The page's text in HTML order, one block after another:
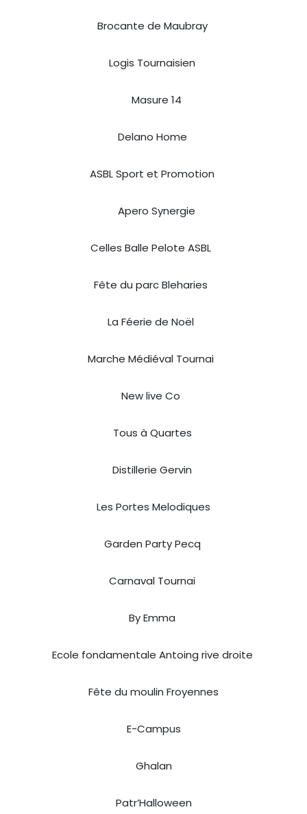
Brocante de Maubray
Logis Tournaisien
Masure 14
Delano Home
ASBL Sport et Promotion
Apero Synergie
Celles Balle Pelote ASBL
Fête du parc Bleharies
La Féerie de Noël
Marche Médiéval Tournai
New live Co
Tous à Quartes
Distillerie Gervin
Les Portes Melodiques
Garden Party Pecq
Carnaval Tournai
By Emma
Ecole fondamentale Antoing rive droite
Fête du moulin Froyennes
E-Campus
Ghalan
Patr’Halloween